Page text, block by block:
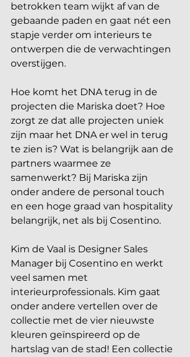
betrokken team wijkt af van de
gebaande paden en gaat nét een
stapje verder om interieurs te
ontwerpen die de verwachtingen
overstijgen.
Hoe komt het DNA terug in de
projecten die Mariska doet? Hoe
zorgt ze dat alle projecten uniek
zijn maar het DNA er wel in terug
te zien is? Wat is belangrijk aan de
partners waarmee ze
samenwerkt? Bij Mariska zijn
onder andere de personal touch
en een hoge graad van hospitality
belangrijk, net als bij Cosentino.
Kim de Vaal is Designer Sales
Manager bij Cosentino en werkt
veel samen met
interieurprofessionals. Kim gaat
onder andere vertellen over de
collectie met de vier nieuwste
kleuren geïnspireerd op de
hartslag van de stad! Een collectie